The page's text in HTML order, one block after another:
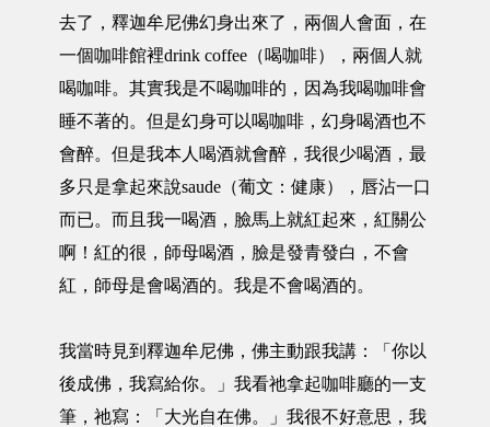
去了，釋迦牟尼佛幻身出來了，兩個人會面，在
一個咖啡館裡drink coffee（喝咖啡），兩個人就
喝咖啡。其實我是不喝咖啡的，因為我喝咖啡會
睡不著的。但是幻身可以喝咖啡，幻身喝酒也不
會醉。但是我本人喝酒就會醉，我很少喝酒，最
多只是拿起來說saude（葡文：健康），唇沾一口
而已。而且我一喝酒，臉馬上就紅起來，紅關公
啊！紅的很，師母喝酒，臉是發青發白，不會
紅，師母是會喝酒的。我是不會喝酒的。
我當時見到釋迦牟尼佛，佛主動跟我講：「你以
後成佛，我寫給你。」我看祂拿起咖啡廳的一支
筆，祂寫：「大光自在佛。」我很不好意思，我